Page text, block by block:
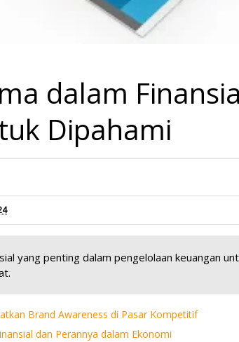
dalam
Dipahami
yang penting dalam pengelolaan keuangan
Brand Awareness di Pasar Kompetitif
dan Perannya dalam Ekonomi